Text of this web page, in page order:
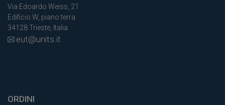
Via Edoardo Weiss, 21
Edificio W, piano terra
34128 Trieste, Italia
eut@units.it
ORDINI